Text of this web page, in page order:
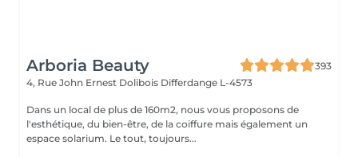
Arboria Beauty
393
4, Rue John Ernest Dolibois Differdange L-4573
Dans un local de plus de 160m2, nous vous proposons de
l'esthétique, du bien-être, de la coiffure mais également un
espace solarium. Le tout, toujours...